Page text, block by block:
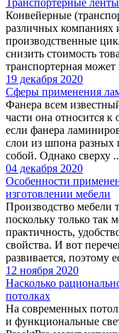
Конвейерные
различных компаниях
производственные
снизить стоимость
транспортерная
19 декабря 2020
Сферы применения
Фанера всем
части она относится
если фанера
слои из шпона разных
собой. Однако сверху
04 декабря 2020
Особенности
изготовлении мебели
Производство мебели
поскольку только так
практичность,
свойства. И вот
развивается, поэтому
12 ноября 2020
Насколько
потолках
На современных
и функциональные